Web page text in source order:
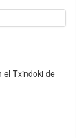
el Txindoki de